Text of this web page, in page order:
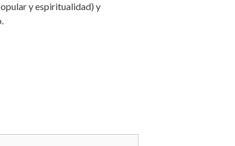
y espiritualidad) y